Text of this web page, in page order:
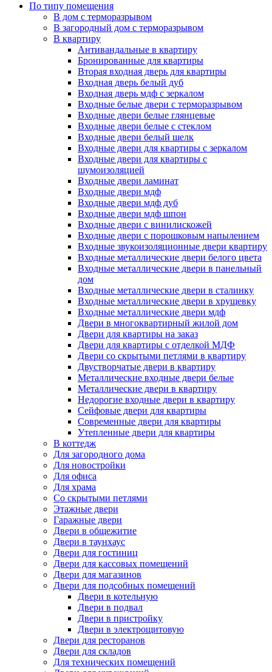
По типу помещения
В дом с терморазрывом
В загородный дом с терморазрывом
В квартиру
Антивандальные в квартиру
Бронированные для квартиры
Вторая входная дверь для квартиры
Входная дверь белый дуб
Входная дверь мдф с зеркалом
Входные белые двери с терморазрывом
Входные двери белые глянцевые
Входные двери белые с стеклом
Входные двери белый шелк
Входные двери для квартиры с зеркалом
Входные двери для квартиры с
шумоизоляцией
Входные двери ламинат
Входные двери мдф
Входные двери мдф дуб
Входные двери мдф шпон
Входные двери с винилискожей
Входные двери с порошковым напылением
Входные звукоизоляционные двери квартиру
Входные металлические двери белого цвета
Входные металлические двери в панельный
дом
Входные металлические двери в сталинку
Входные металлические двери в хрущевку
Входные металлические двери мдф
Двери в многоквартирный жилой дом
Двери для квартиры на заказ
Двери для квартиры с отделкой МДФ
Двери со скрытыми петлями в квартиру
Двустворчатые двери в квартиру
Металлические входные двери белые
Металлические двери в квартиру
Недорогие входные двери в квартиру
Сейфовые двери для квартиры
Современные двери для квартиры
Утепленные двери для квартиры
В коттедж
Для загородного дома
Для новостройки
Для офиса
Для храма
Со скрытыми петлями
Этажные двери
Гаражные двери
Двери в общежитие
Двери в таунхаус
Двери для гостиниц
Двери для кассовых помещений
Двери для магазинов
Двери для подсобных помещений
Двери в котельную
Двери в подвал
Двери в пристройку
Двери в электрощитовую
Двери для ресторанов
Двери для складов
Для технических помещений